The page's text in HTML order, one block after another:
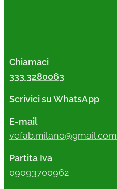
Chiamaci
333 3280063
Scrivici su WhatsApp
E-mail
vefab.milano@gmail.com
Partita Iva
09093700962